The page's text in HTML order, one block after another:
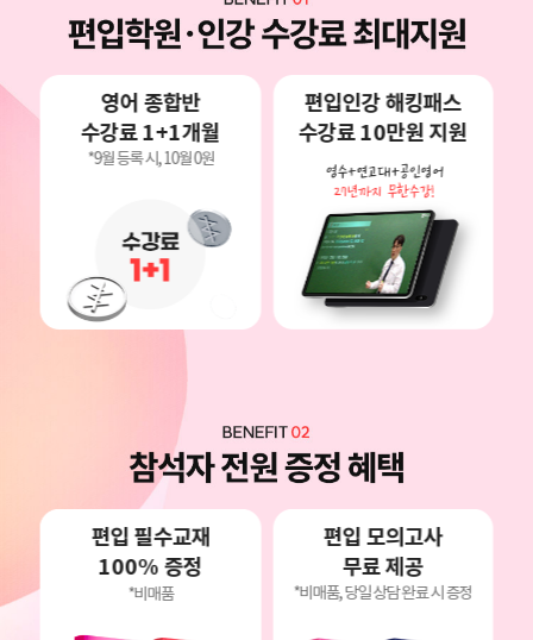
영어 종합반
수강료 1+1개월
*9월 등록 시, 10월 0원
편입인강 해킹패스
수강료 10만원 지원
편입 필수교재
100% 증정
*비매품
편입 모의고사
무료 제공
*비매품, 당일 상담 완료 시 증정